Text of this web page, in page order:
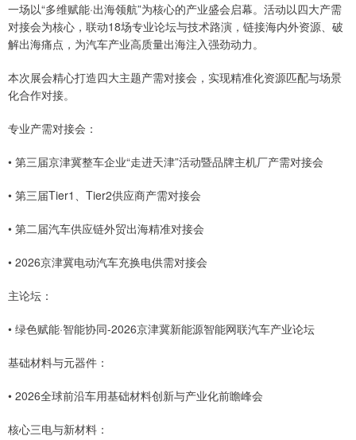
一场以“多维赋能·出海领航”为核心的产业盛会启幕。活动以四大产需
对接会为核心，联动18场专业论坛与技术路演，链接海内外资源、破
解出海痛点，为汽车产业高质量出海注入强劲动力。
本次展会精心打造四大主题产需对接会，实现精准化资源匹配与场景
化合作对接。
专业产需对接会：
• 第三届京津冀整车企业“走进天津”活动暨品牌主机厂产需对接会
• 第三届Tier1、Tier2供应商产需对接会
• 第二届汽车供应链外贸出海精准对接会
• 2026京津冀电动汽车充换电供需对接会
主论坛：
• 绿色赋能·智能协同-2026京津冀新能源智能网联汽车产业论坛
基础材料与元器件：
• 2026全球前沿车用基础材料创新与产业化前瞻峰会
核心三电与新材料：